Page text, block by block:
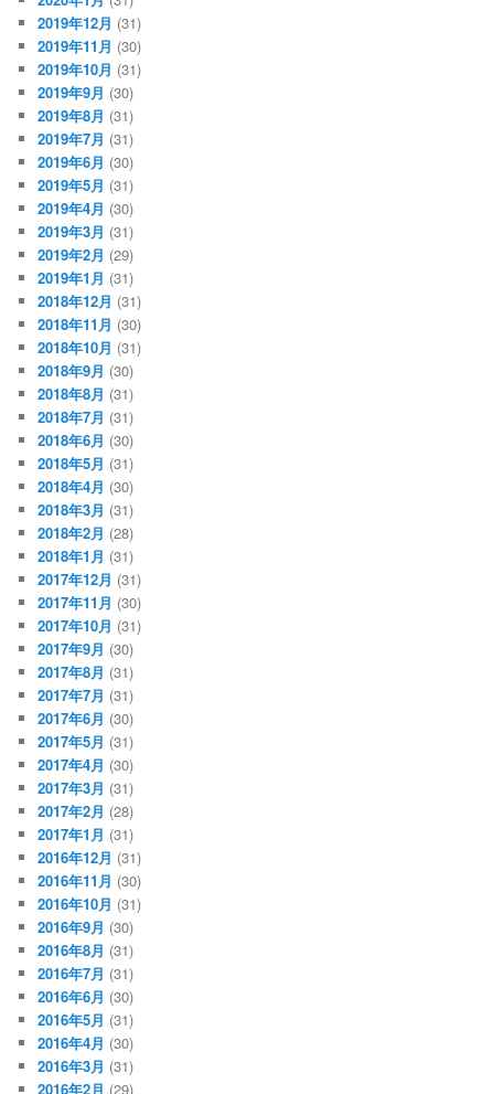
2019年12月 (31)
2019年11月 (30)
2019年10月 (31)
2019年9月 (30)
2019年8月 (31)
2019年7月 (31)
2019年6月 (30)
2019年5月 (31)
2019年4月 (30)
2019年3月 (31)
2019年2月 (29)
2019年1月 (31)
2018年12月 (31)
2018年11月 (30)
2018年10月 (31)
2018年9月 (30)
2018年8月 (31)
2018年7月 (31)
2018年6月 (30)
2018年5月 (31)
2018年4月 (30)
2018年3月 (31)
2018年2月 (28)
2018年1月 (31)
2017年12月 (31)
2017年11月 (30)
2017年10月 (31)
2017年9月 (30)
2017年8月 (31)
2017年7月 (31)
2017年6月 (30)
2017年5月 (31)
2017年4月 (30)
2017年3月 (31)
2017年2月 (28)
2017年1月 (31)
2016年12月 (31)
2016年11月 (30)
2016年10月 (31)
2016年9月 (30)
2016年8月 (31)
2016年7月 (31)
2016年6月 (30)
2016年5月 (31)
2016年4月 (30)
2016年3月 (31)
2016年2月 (29)